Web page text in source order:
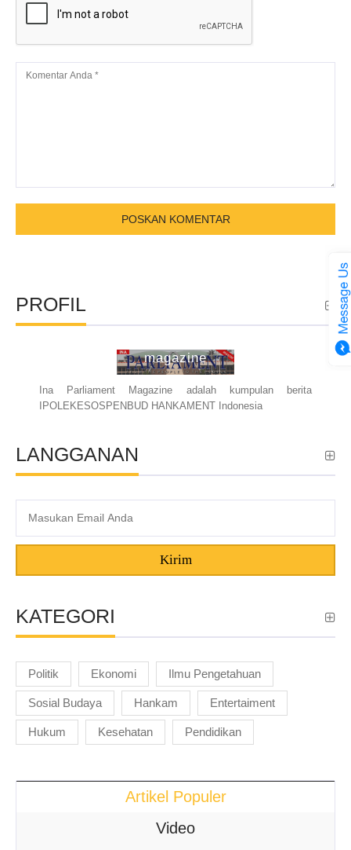
PROFIL
magazine
Ina Parliament Magazine adalah kumpulan berita
IPOLEKESOSPENBUD HANKAMENT Indonesia
LANGGANAN
Kirim
KATEGORI
Politik Ekonomi Ilmu Pengetahuan
Sosial Budaya Hankam Entertaiment
Hukum Kesehatan Pendidikan
Artikel Populer
Video